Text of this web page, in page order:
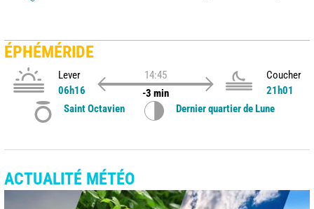
ÉPHÉMÉRIDE
Lever
06h16
14:45
-3 min
Coucher
21h01
Saint Octavien
Dernier quartier de Lune
ACTUALITÉ MÉTÉO